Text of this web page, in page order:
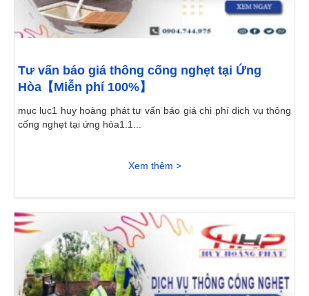
Tư vấn báo giá thông cống nghẹt tại Ứng
Hòa【Miễn phí 100%】
mục lục1 huy hoàng phát tư vấn báo giá chi phí dịch vụ thông
cống nghẹt tại ứng hòa1.1...
Xem thêm >